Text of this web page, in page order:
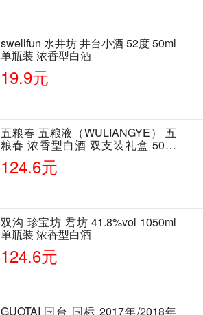
swellfun 水井坊 井台小酒 52度 50ml
单瓶装 浓香型白酒
19.9元
五粮春 五粮液（WULIANGYE） 五
粮春 浓香型白酒 双支装礼盒 50度
500ml*2瓶 含酒具
124.6元
双沟 珍宝坊 君坊 41.8%vol 1050ml
单瓶装 浓香型白酒
124.6元
GUOTAI 国台 国标 2017年/2018年